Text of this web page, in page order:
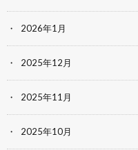
2026年1月
2025年12月
2025年11月
2025年10月